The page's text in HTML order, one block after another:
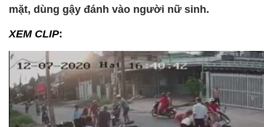
mặt, dùng gậy đánh vào người nữ sinh.
XEM CLIP: